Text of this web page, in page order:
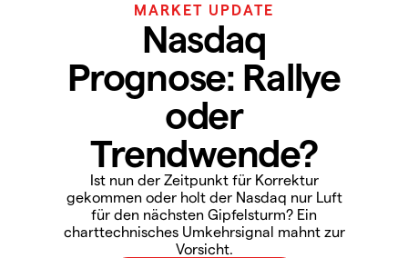
MARKET UPDATE
Nasdaq
Prognose: Rallye
oder
Trendwende?
Ist nun der Zeitpunkt für Korrektur
gekommen oder holt der Nasdaq nur Luft
für den nächsten Gipfelsturm? Ein
charttechnisches Umkehrsignal mahnt zur
Vorsicht.